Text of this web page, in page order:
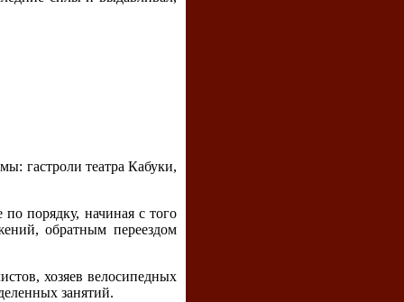
гастроли театра Кабуки,
порядку, начиная с того
обратным переездом
хозяев велосипедных
занятий.